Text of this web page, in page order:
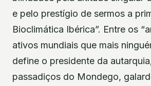
e pelo prestígio de sermos a
Bioclimática Ibérica”. Entre os
ativos mundiais que mais
define o presidente da
passadiços do Mondego,